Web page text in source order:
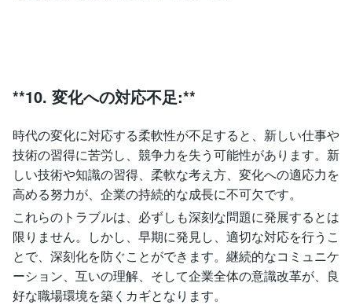
**10. 変化への対応不足:**
時代の変化に対応する柔軟性が不足すると、新しい仕事や
技術の習得に苦労し、競争力を失う可能性があります。新
しい技術や知識の習得、柔軟な考え方、変化への適応力を
高める努力が、企業の持続的な成長に不可欠です。
これらのトラブルは、必ずしも深刻な問題に発展するとは
限りません。しかし、早期に発見し、適切な対応を行うこ
とで、深刻化を防ぐことができます。継続的なコミュニケ
ーション、互いの理解、そして企業全体の意識改革が、良
好な職場環境を築くカギとなります。